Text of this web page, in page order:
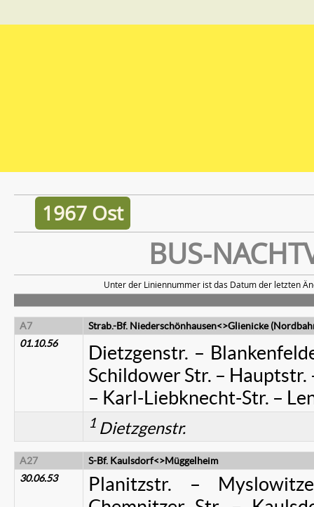
1967 Ost
BUS-
Unter der Liniennummer ist das Datum der letzten
A7
Strab.-Bf. Niederschönhausen<>Glienicke
01.10.56
Dietzgenstr. –
Schildower Str. –
– Karl-Liebknecht-Str. –
1 Dietzgenstr.
A27 S-Bf. Kaulsdorf<>Müggelheim
30.06.53
Planitzstr. –